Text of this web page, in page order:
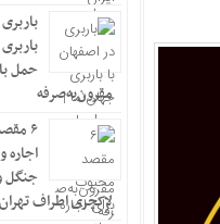
حمل
مقرون‌به‌صرفه
۶
اجاره
جنگل
لاکچری اطراف تهران